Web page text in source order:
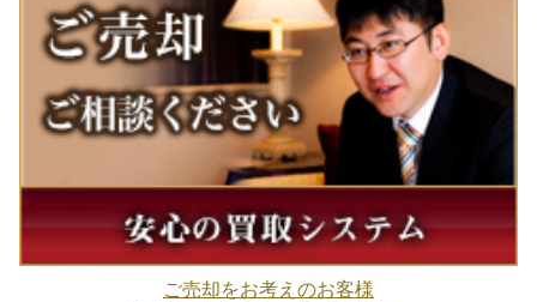
ご売却をお考えのお客様